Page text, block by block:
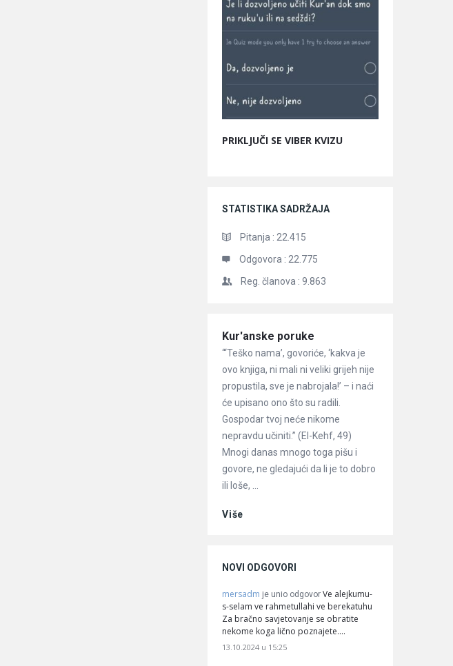
PRIKLJUČI SE VIBER KVIZU
STATISTIKA SADRŽAJA
Pitanja : 22.415
Odgovora : 22.775
Reg. članova : 9.863
Članci
Kur'anske poruke
“‘Teško nama’, govoriće, ‘kakva je
ovo knjiga, ni mali ni veliki grijeh nije
propustila, sve je nabrojala!’ – i naći
će upisano ono što su radili.
Gospodar tvoj neće nikome
nepravdu učiniti.” (El-Kehf, 49)
Mnogi danas mnogo toga pišu i
govore, ne gledajući da li je to dobro
ili loše, ...
Više
NOVI ODGOVORI
mersadm je unio odgovor Ve alejkumu-
s-selam ve rahmetullahi ve berekatuhu
Za bračno savjetovanje se obratite
nekome koga lično poznajete.…
13.10.2024 u 15:25